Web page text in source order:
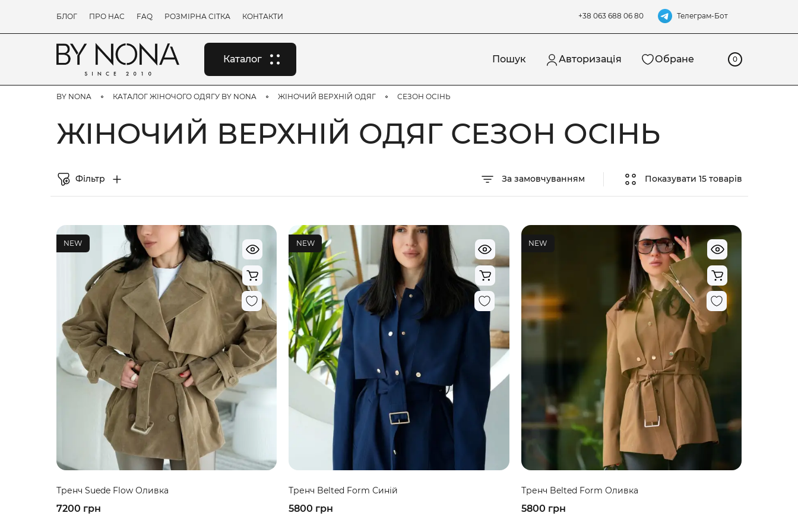
БЛОГ ПРО НАС FAQ РОЗМІРНА СІТКА КОНТАКТИ +38 063 688 06 80 Телеграм-Бот
Каталог Пошук Авторизація Обране 0
BY NONA КАТАЛОГ ЖІНОЧОГО ОДЯГУ BY NONA ЖІНОЧИЙ ВЕРХНІЙ ОДЯГ СЕЗОН ОСІНЬ
ЖІНОЧИЙ ВЕРХНІЙ ОДЯГ СЕЗОН ОСІНЬ
Фільтр За замовчуванням Показувати 15 товарів
NEW
Тренч Suede Flow Оливка
7200 грн
NEW
Тренч Belted Form Синій
5800 грн
NEW
Тренч Belted Form Оливка
5800 грн